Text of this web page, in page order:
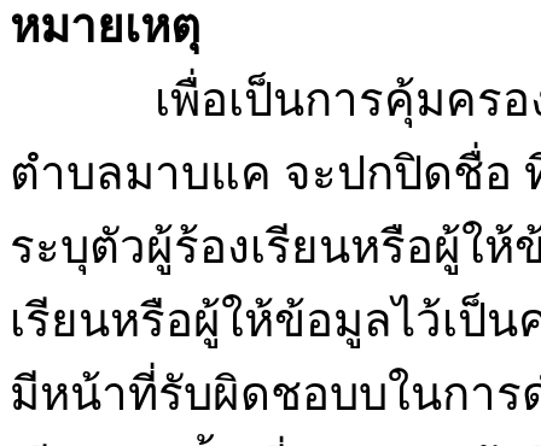
หมายเหตุ
เพื่อเป็นการคุ้มครองสิ
ตำบลมาบแค จะปกปิดชื่อ
ระบุตัวผู้ร้องเรียนหรือผู้ใ
เรียนหรือผู้ให้ข้อมูลไว้เป็
มีหน้าที่รับผิดชอบบในการ